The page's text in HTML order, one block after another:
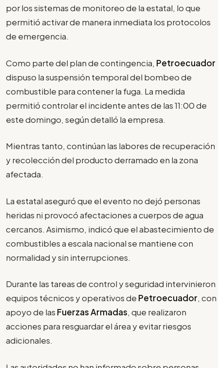
por los sistemas de monitoreo de la estatal, lo que
permitió activar de manera inmediata los protocolos
de emergencia.
Como parte del plan de contingencia, Petroecuador
dispuso la suspensión temporal del bombeo de
combustible para contener la fuga. La medida
permitió controlar el incidente antes de las 11:00 de
este domingo, según detalló la empresa.
Mientras tanto, continúan las labores de recuperación
y recolección del producto derramado en la zona
afectada.
La estatal aseguró que el evento no dejó personas
heridas ni provocó afectaciones a cuerpos de agua
cercanos. Asimismo, indicó que el abastecimiento de
combustibles a escala nacional se mantiene con
normalidad y sin interrupciones.
Durante las tareas de control y seguridad intervinieron
equipos técnicos y operativos de Petroecuador, con
apoyo de las Fuerzas Armadas, que realizaron
acciones para resguardar el área y evitar riesgos
adicionales.